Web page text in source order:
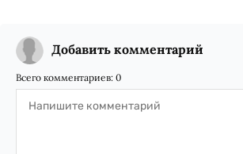
Добавить комментарий
Всего комментариев: 0